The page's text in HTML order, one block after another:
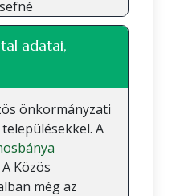
adatai,
önkormányzati
A
Közös
még az